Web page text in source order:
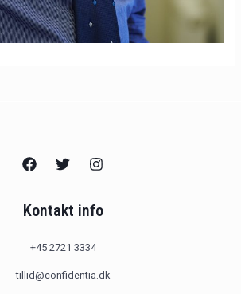
Kontakt info
+45 2721 3334
tillid@confidentia.dk